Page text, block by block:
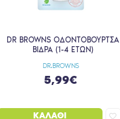
DR.BROWNS
DR BROWNS ΟΔΟΝΤΟΒΟΥΡΤΣΑ
ΒΙΔΡΑ (1-4 ΕΤΩΝ)
5,99€
ΚΑΛΆΘΙ